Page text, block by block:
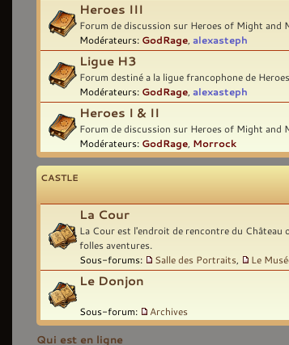
Heroes III
Forum de discussion sur Heroes of Might and
Modérateurs: GodRage alexasteph
Ligue H3
Forum destiné a la ligue francophone de
Modérateurs: GodRage alexasteph
Heroes I & II
Forum de discussion sur Heroes of Might and
Modérateurs: GodRage Morrock
CASTLE
La Cour
La Cour est l'endroit de rencontre du Château
folles aventures.
Sous-forums:
Salle des Portraits Le
Le Donjon
Sous-forum: Archives
Qui est en ligne